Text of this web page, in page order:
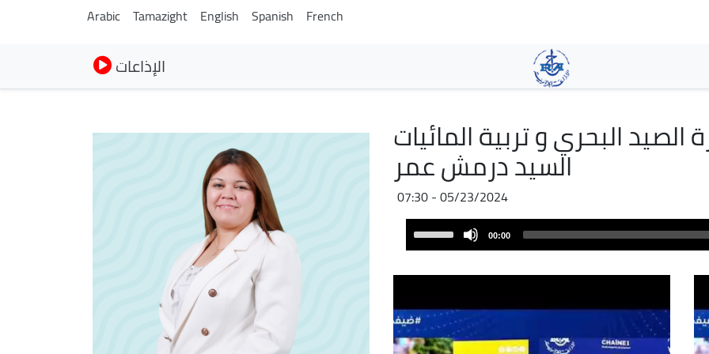
main
content
Arabic Tamazight English Spanish French
الإذاعات
الصيد البحري و تربية المائيات
السيد درمش عمر
05/23/2024 - 07:30
Player
00:00
increase
or